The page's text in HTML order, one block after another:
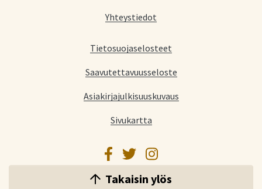
Yhteystiedot
Tietosuojaselosteet
Saavutettavuusseloste
Asiakirjajulkisuuskuvaus
Sivukartta
Facebook
TwitterInstagram
Takaisin ylös